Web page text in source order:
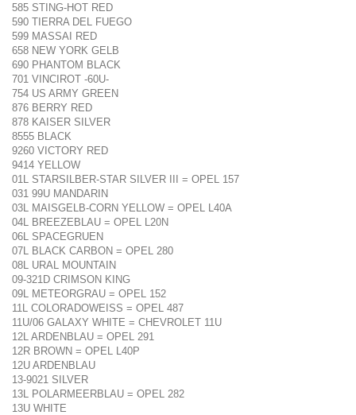
585 STING-HOT RED
590 TIERRA DEL FUEGO
599 MASSAI RED
658 NEW YORK GELB
690 PHANTOM BLACK
701 VINCIROT -60U-
754 US ARMY GREEN
876 BERRY RED
878 KAISER SILVER
8555 BLACK
9260 VICTORY RED
9414 YELLOW
01L STARSILBER-STAR SILVER III = OPEL 157
031 99U MANDARIN
03L MAISGELB-CORN YELLOW = OPEL L40A
04L BREEZEBLAU = OPEL L20N
06L SPACEGRUEN
07L BLACK CARBON = OPEL 280
08L URAL MOUNTAIN
09-321D CRIMSON KING
09L METEORGRAU = OPEL 152
11L COLORADOWEISS = OPEL 487
11U/06 GALAXY WHITE = CHEVROLET 11U
12L ARDENBLAU = OPEL 291
12R BROWN = OPEL L40P
12U ARDENBLAU
13-9021 SILVER
13L POLARMEERBLAU = OPEL 282
13U WHITE